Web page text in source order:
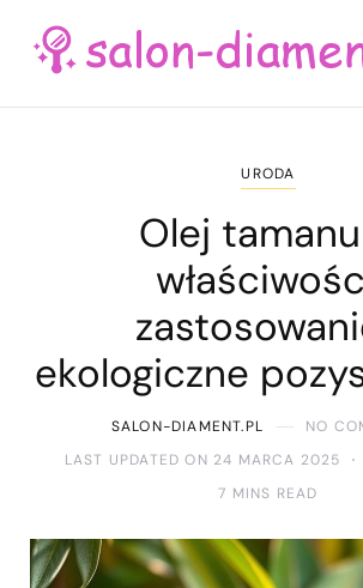
URODA
Olej
ekologiczne
SALON-DIAMENT.PL
NO
LAST UPDATED ON 24 MARCA 2025
7 MINS READ